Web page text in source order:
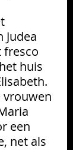
Judea
fresco
huis
vrouwen
een
net als